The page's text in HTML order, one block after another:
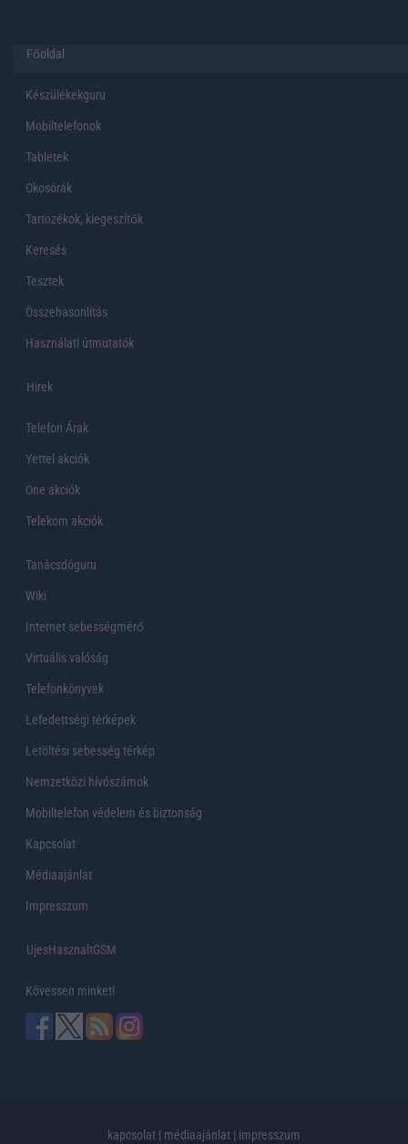
Főoldal
Készülékekguru
Mobiltelefonok
Tabletek
Okosórák
Tartozékok, kiegeszítők
Keresés
Tesztek
Összehasonlítás
Használati útmutatók
Hirek
Telefon Árak
Yettel akciók
One akciók
Telekom akciók
Tanácsdóguru
Wiki
Internet sebességmérő
Virtuális valóság
Telefonkönyvek
Lefedettségi térképek
Letöltési sebesség térkép
Nemzetközi hívószámok
Mobiltelefon védelem és biztonság
Kapcsolat
Médiaajánlat
Impresszum
UjesHasznaltGSM
Kövessen minket!
kapcsolat | médiaajánlat | impresszum